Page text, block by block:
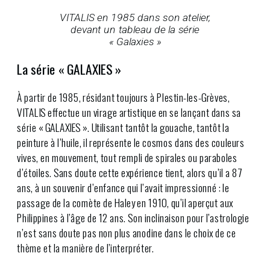
VITALIS en 1985 dans son atelier,
devant un tableau de la série
« Galaxies »
La série « GALAXIES »
À partir de 1985, résidant toujours à Plestin-les-Grèves,
VITALIS effectue un virage artistique en se lançant dans sa
série « GALAXIES ». Utilisant tantôt la gouache, tantôt la
peinture à l’huile, il représente le cosmos dans des couleurs
vives, en mouvement, tout rempli de spirales ou paraboles
d’étoiles. Sans doute cette expérience tient, alors qu’il a 87
ans, à un souvenir d’enfance qui l’avait impressionné : le
passage de la comète de Haley en 1910, qu’il aperçut aux
Philippines à l’âge de 12 ans. Son inclinaison pour l’astrologie
n’est sans doute pas non plus anodine dans le choix de ce
thème et la manière de l’interpréter.